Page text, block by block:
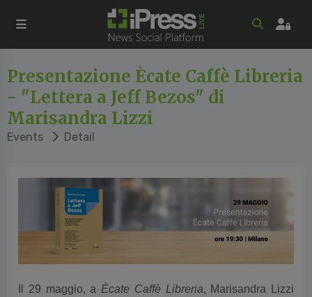
Presentazione Ècate Caffè Libreria
- "Lettera a Jeff Bezos" di
Marisandra Lizzi
Events Detail
Il 29 maggio, a Ècate Caffè Libreria, Marisandra Lizzi